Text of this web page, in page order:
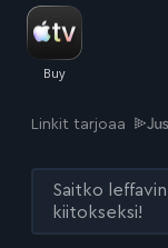
Linkit tarjoaa
Saitko
kiitokseksi!